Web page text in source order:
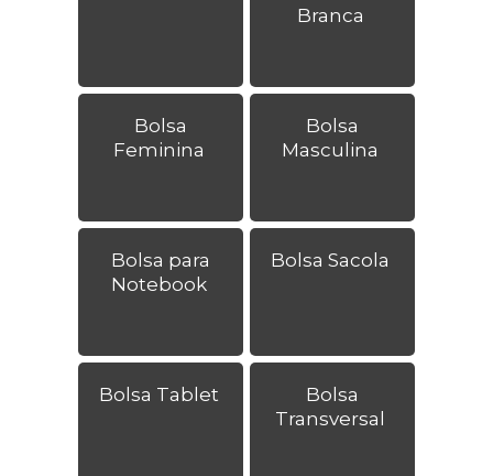
Branca
Bolsa
Feminina
Bolsa
Masculina
Bolsa para
Notebook
Bolsa Sacola
Bolsa Tablet
Bolsa
Transversal